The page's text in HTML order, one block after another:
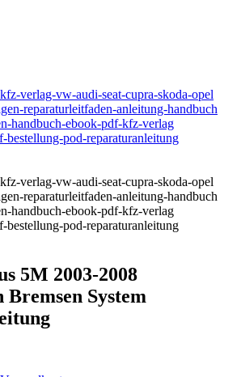
5M 2003-2008
Bremsen System